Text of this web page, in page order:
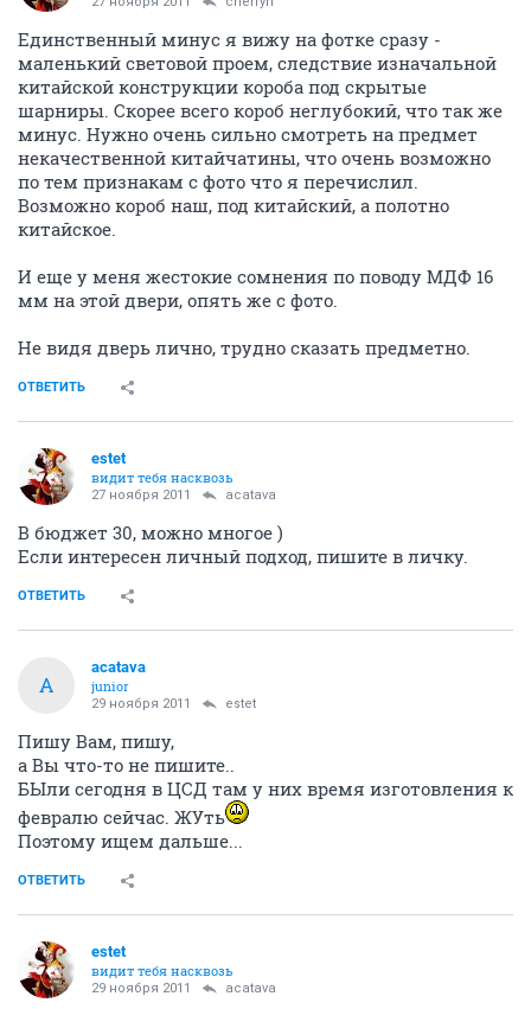
Единственный минус я вижу на фотке сразу -
маленький световой проем, следствие изначальной
китайской конструкции короба под скрытые
шарниры. Скорее всего короб неглубокий, что так же
минус. Нужно очень сильно смотреть на предмет
некачественной китайчатины, что очень возможно
по тем признакам с фото что я перечислил.
Возможно короб наш, под китайский, а полотно
китайское.
И еще у меня жестокие сомнения по поводу МДФ 16
мм на этой двери, опять же с фото.
Не видя дверь лично, трудно сказать предметно.
ОТВЕТИТЬ
estet
видит тебя насквозь
27 ноября 2011 acatava
В бюджет 30, можно многое )
Если интересен личный подход, пишите в личку.
ОТВЕТИТЬ
A
acatava
junior
29 ноября 2011 estet
Пишу Вам, пишу,
а Вы что-то не пишите..
БЫли сегодня в ЦСД там у них время изготовления к
февралю сейчас. ЖУть
Поэтому ищем дальше...
ОТВЕТИТЬ
estet
видит тебя насквозь
29 ноября 2011 acatava